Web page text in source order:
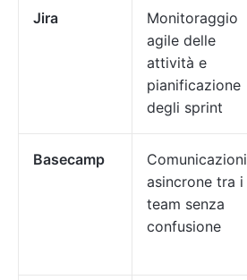
Jira
Monitoraggio
agile delle
attività e
pianificazione
degli sprint
Basecamp
Comunicazioni
asincrone tra i
team senza
confusione